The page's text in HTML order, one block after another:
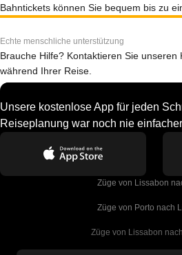
Bahntickets können Sie bequem bis zu
Echte menschliche unterstützung
Brauche Hilfe? Kontaktieren Sie
während Ihrer Reise.
Unsere kostenlose App für jeden
Reiseplanung war noch nie
Züge von Lissabon
Züge von Porto nach
Züge von Lissabon